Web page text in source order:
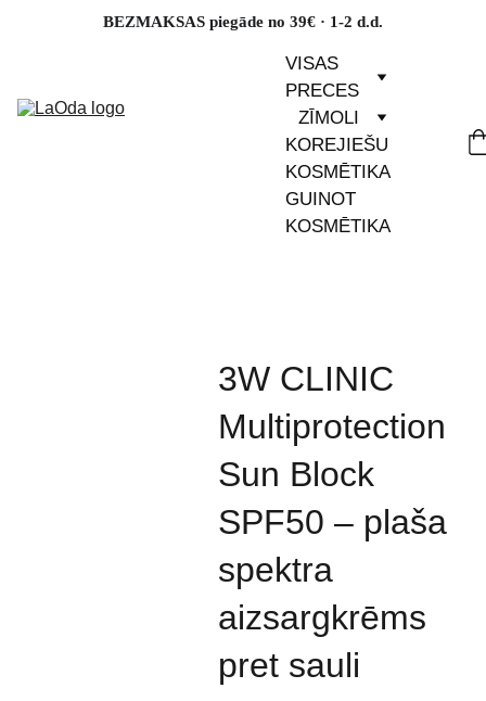
BEZMAKSAS piegāde no 39€ · 1-2 d.d.
VISAS
PRECES
ZĪMOLI
KOREJIEŠU
KOSMĒTIKA
GUINOT
KOSMĒTIKA
3W CLINIC
Multiprotection
Sun Block
SPF50 – plaša
spektra
aizsargkrēms
pret sauli